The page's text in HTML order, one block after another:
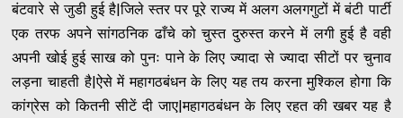
बंटवारे से जुडी हुई है|जिले स्तर पर पूरे राज्य में अलग अलगगुटों में बंटी पार्टी
एक तरफ अपने सांगठनिक ढाँचे को चुस्त दुरुस्त करने में लगी हुई है वही
अपनी खोई हुई साख को पुनः पाने के लिए ज्यादा से ज्यादा सीटों पर चुनाव
लड़ना चाहती है|ऐसे में महागठबंधन के लिए यह तय करना मुश्किल होगा कि
कांग्रेस को कितनी सीटें दी जाए|महागठबंधन के लिए रहत की खबर यह है